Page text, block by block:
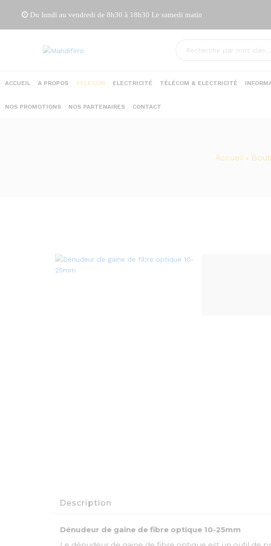
Du lundi au vendredi de 8h30 à 18h30 Le samedi matin
ACCUEIL A PROPOS TELECOM ELECTRICITÉ TÉLÉCOM & ELECTRICITÉ
NOS PROMOTIONS NOS PARTENAIRES CONTACT
Accueil »
Description
Dénudeur de gaine de fibre optique 10-25mm